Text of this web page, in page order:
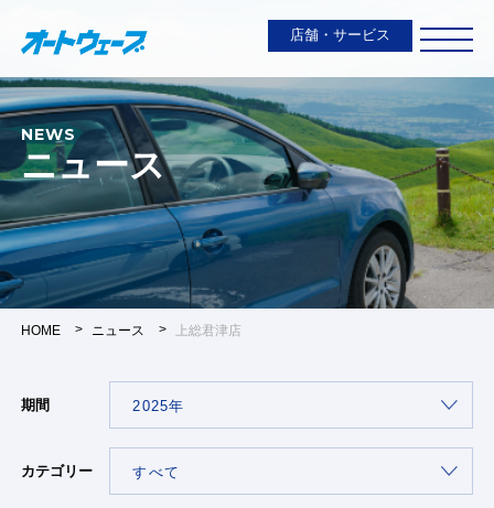
店舗・サービス
NEWS
ニュース
HOME ニュース 上総君津店
期間
カテゴリー